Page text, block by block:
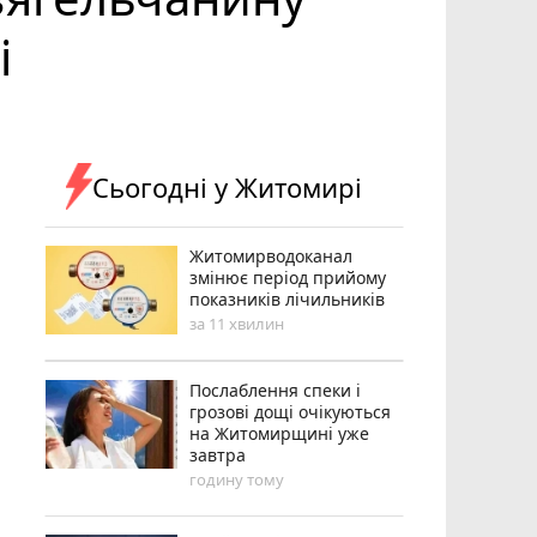
Сьогодні у Житомирі
Житомирводоканал
змінює період прийому
показників лічильників
за 11 хвилин
Послаблення спеки і
грозові дощі очікуються
на Житомирщині уже
завтра
годину тому